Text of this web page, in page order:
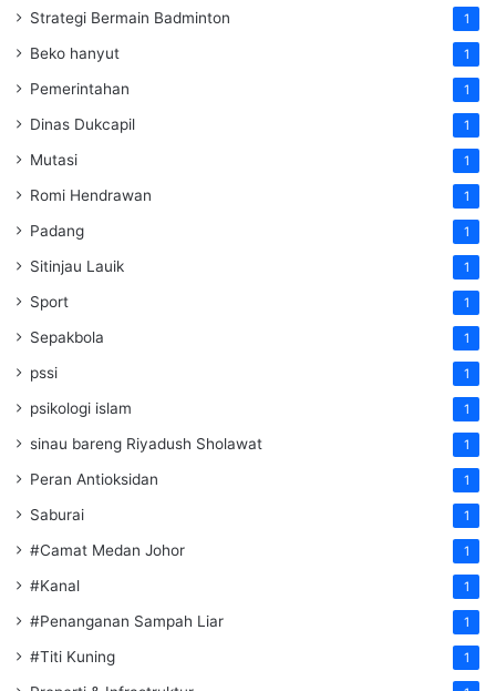
Strategi Bermain Badminton 1
Beko hanyut 1
Pemerintahan 1
Dinas Dukcapil 1
Mutasi 1
Romi Hendrawan 1
Padang 1
Sitinjau Lauik 1
Sport 1
Sepakbola 1
pssi 1
psikologi islam 1
sinau bareng Riyadush Sholawat 1
Peran Antioksidan 1
Saburai 1
#Camat Medan Johor 1
#Kanal 1
#Penanganan Sampah Liar 1
#Titi Kuning 1